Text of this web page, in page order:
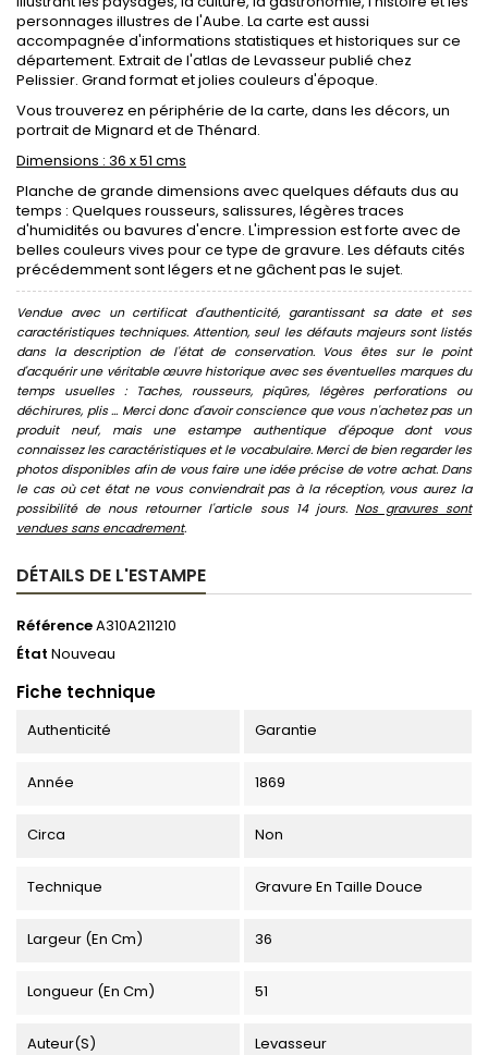
personnages illustres de l'Aube. La carte est aussi
accompagnée d'informations statistiques et historiques sur ce
département. Extrait de l'atlas de Levasseur publié chez
Pelissier. Grand format et jolies couleurs d'époque.
Vous trouverez en périphérie de la carte, dans les décors, un
portrait de Mignard et de Thénard.
Dimensions : 36 x 51 cms
Planche de grande dimensions avec quelques défauts dus au
temps : Quelques rousseurs, salissures, légères traces
d'humidités ou bavures d'encre. L'impression est forte avec de
belles couleurs vives pour ce type de gravure. Les défauts cités
précédemment sont légers et ne gâchent pas le sujet.
Vendue avec un certificat d'authenticité, garantissant sa date et ses
caractéristiques techniques. Attention, seul les défauts majeurs sont listés
dans la description de l'état de conservation. Vous êtes sur le point
d'acquérir une véritable œuvre historique avec ses éventuelles marques du
temps usuelles : Taches, rousseurs, piqûres, légères perforations ou
déchirures, plis ... Merci donc d'avoir conscience que vous n'achetez pas un
produit neuf, mais une estampe authentique d'époque dont vous
connaissez les caractéristiques et le vocabulaire. Merci de bien regarder les
photos disponibles afin de vous faire une idée précise de votre achat. Dans
le cas où cet état ne vous conviendrait pas à la réception, vous aurez la
possibilité de nous retourner l'article sous 14 jours. Nos gravures sont
vendues sans encadrement.
DÉTAILS DE L'ESTAMPE
RéférenceA310A211210
État Nouveau
Fiche technique
Authenticité Garantie
Année 1869
Circa Non
Technique Gravure En Taille Douce
Largeur (en Cm) 36
Longueur (en Cm) 51
Auteur(s) Levasseur